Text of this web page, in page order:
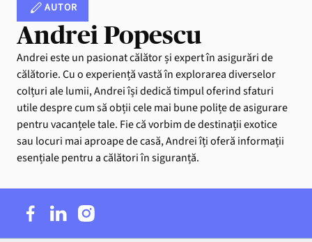
AUTOR
Andrei Popescu
Andrei este un pasionat călător și expert în asigurări de
călătorie. Cu o experiență vastă în explorarea diverselor
colțuri ale lumii, Andrei își dedică timpul oferind sfaturi
utile despre cum să obții cele mai bune polițe de asigurare
pentru vacanțele tale. Fie că vorbim de destinații exotice
sau locuri mai aproape de casă, Andrei îți oferă informații
esențiale pentru a călători în siguranță.